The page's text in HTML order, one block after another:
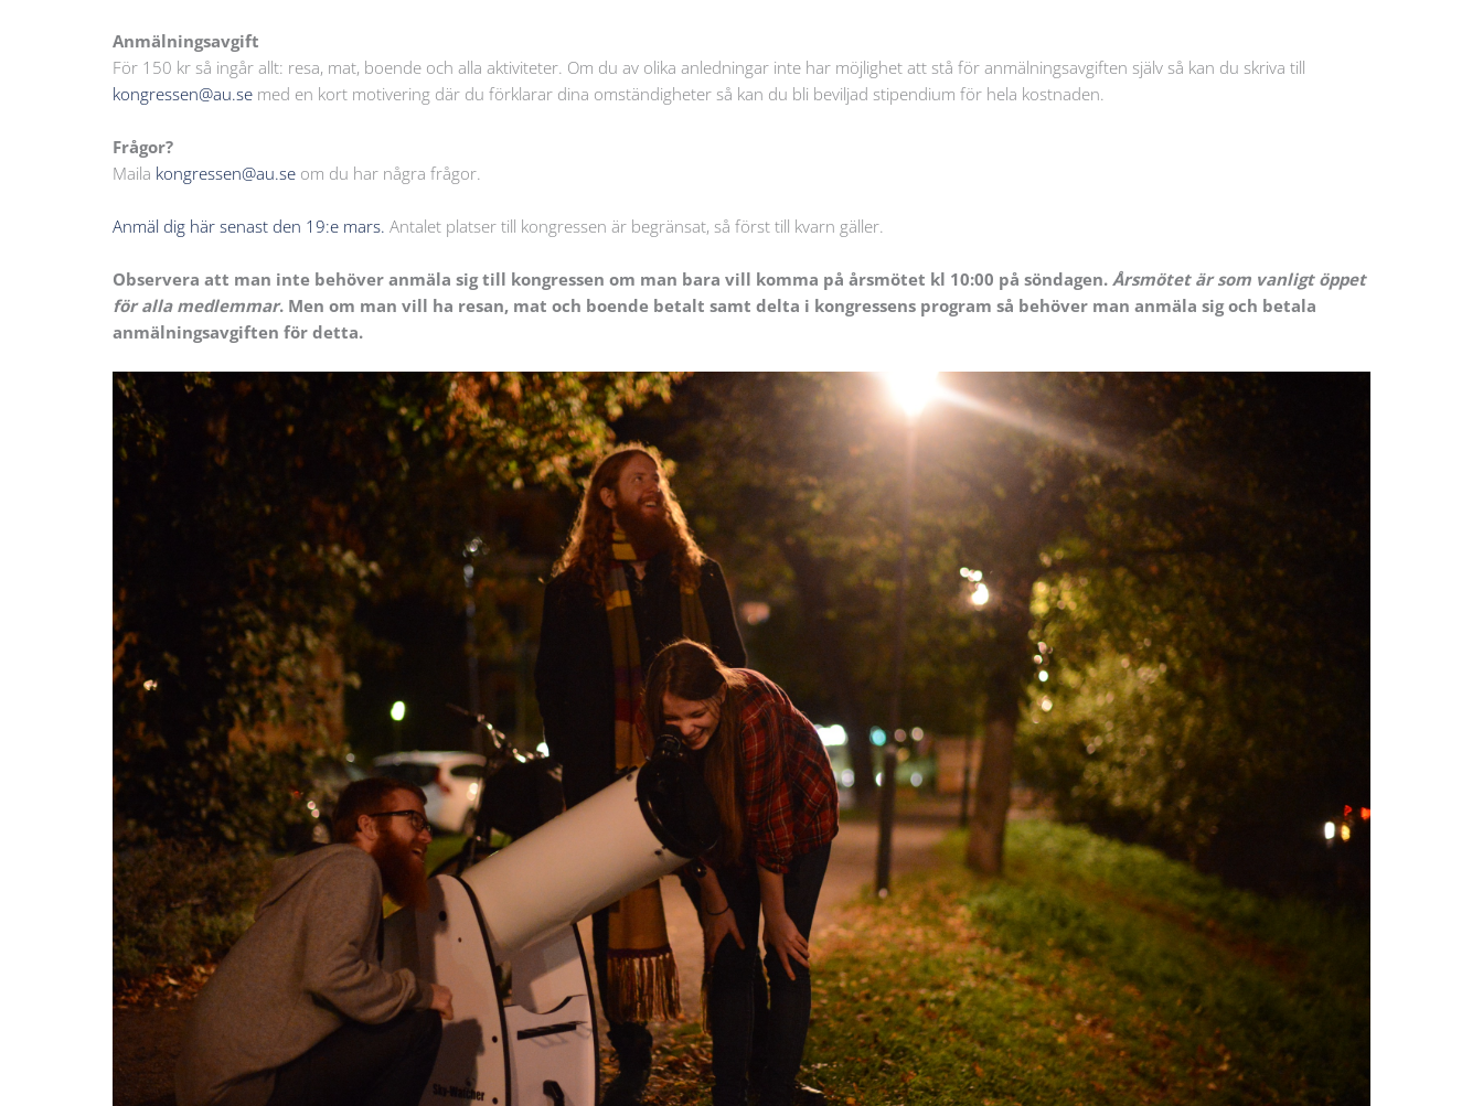
Anmälningsavgift
För 150 kr så ingår allt: resa, mat, boende och alla aktiviteter. Om du av olika anledningar inte har möjlighet att stå för anmälningsavgiften själv så kan du skriva till
kongressen@au.se med en kort motivering där du förklarar dina omständigheter så kan du bli beviljad stipendium för hela kostnaden.
Frågor?
Maila kongressen@au.se om du har några frågor.
Anmäl dig här senast den 19:e mars. Antalet platser till kongressen är begränsat, så först till kvarn gäller.
Observera att man inte behöver anmäla sig till kongressen om man bara vill komma på årsmötet kl 10:00 på söndagen. Årsmötet är som vanligt öppet
för alla medlemmar. Men om man vill ha resan, mat och boende betalt samt delta i kongressens program så behöver man anmäla sig och betala
anmälningsavgiften för detta.